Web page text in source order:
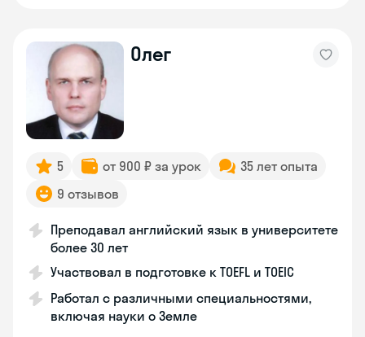
Олег
5 от 900 ₽ за урок
35 лет опыта
9 отзывов
Преподавал английский язык в университете
более 30 лет
Участвовал в подготовке к TOEFL и TOEIC
Работал с различными специальностями,
включая науки о Земле